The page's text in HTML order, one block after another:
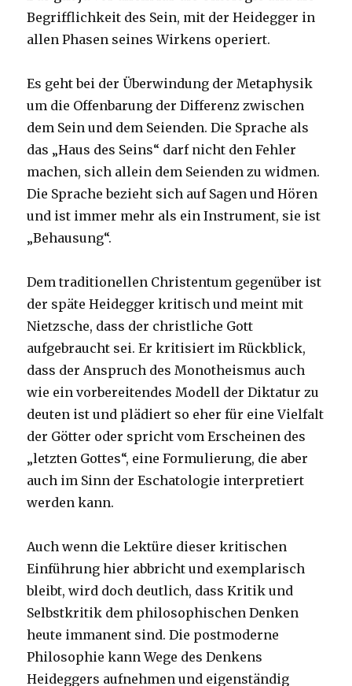
Begrifflichkeit des Sein, mit der Heidegger in
allen Phasen seines Wirkens operiert.
Es geht bei der Überwindung der Metaphysik
um die Offenbarung der Differenz zwischen
dem Sein und dem Seienden. Die Sprache als
das „Haus des Seins“ darf nicht den Fehler
machen, sich allein dem Seienden zu widmen.
Die Sprache bezieht sich auf Sagen und Hören
und ist immer mehr als ein Instrument, sie ist
„Behausung“.
Dem traditionellen Christentum gegenüber ist
der späte Heidegger kritisch und meint mit
Nietzsche, dass der christliche Gott
aufgebraucht sei. Er kritisiert im Rückblick,
dass der Anspruch des Monotheismus auch
wie ein vorbereitendes Modell der Diktatur zu
deuten ist und plädiert so eher für eine Vielfalt
der Götter oder spricht vom Erscheinen des
„letzten Gottes“, eine Formulierung, die aber
auch im Sinn der Eschatologie interpretiert
werden kann.
Auch wenn die Lektüre dieser kritischen
Einführung hier abbricht und exemplarisch
bleibt, wird doch deutlich, dass Kritik und
Selbstkritik dem philosophischen Denken
heute immanent sind. Die postmoderne
Philosophie kann Wege des Denkens
Heideggers aufnehmen und eigenständig